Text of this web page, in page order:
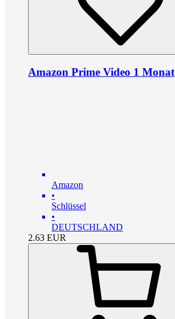
Amazon Prime Video 1 Monat
Amazon
•
Schlüssel
•
DEUTSCHLAND
2.63 EUR